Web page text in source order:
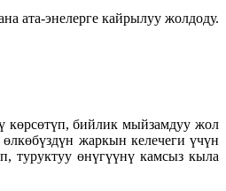
ата-энелерге кайрылуу жолдоду.
көрсөтүп, бийлик мыйзамдуу жол
жаркын келечеги үчүн
туруктуу өнүгүүнү камсыз кыла